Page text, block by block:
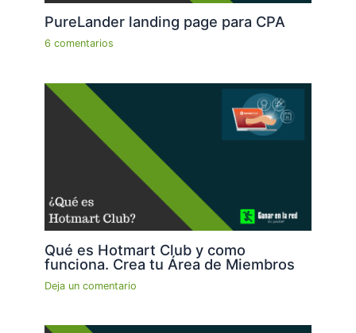
PureLander landing page para CPA
6 comentarios
Qué es Hotmart Club y como
funciona. Crea tu Área de Miembros
Deja un comentario